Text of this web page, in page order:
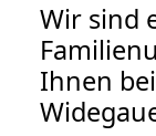
Wir sind
Ihnen